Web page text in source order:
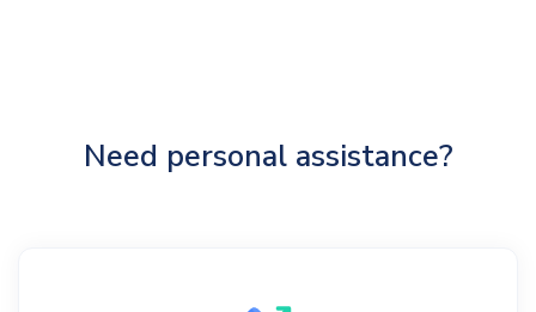
Need personal assistance?